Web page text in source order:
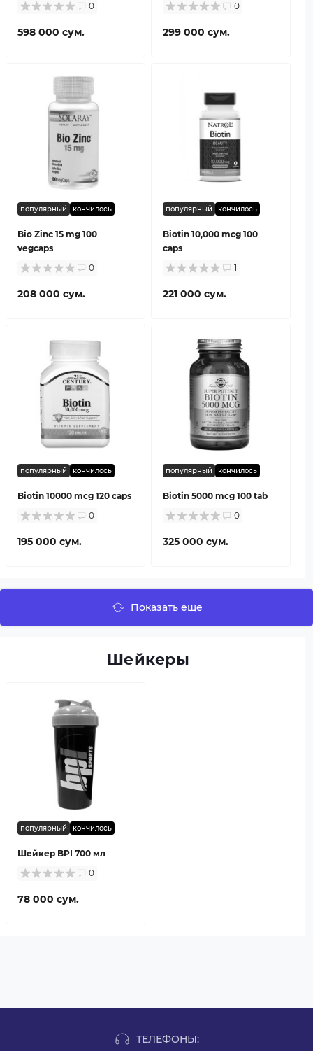
0
598 000 сум.
0
299 000 сум.
популярный кончилось
Bio Zinc 15 mg 100
vegcaps
0
208 000 сум.
популярный кончилось
Biotin 10,000 mcg 100
caps
1
221 000 сум.
популярный кончилось
Biotin 10000 mcg 120 caps
0
195 000 сум.
популярный кончилось
Biotin 5000 mcg 100 tab
0
325 000 сум.
Показать еще
Шейкеры
популярный кончилось
Шейкер BPI 700 мл
0
78 000 сум.
ТЕЛЕФОНЫ: